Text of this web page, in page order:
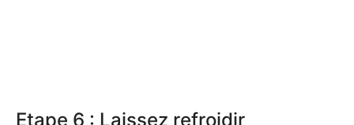
Etape 6 : Laissez refroidir